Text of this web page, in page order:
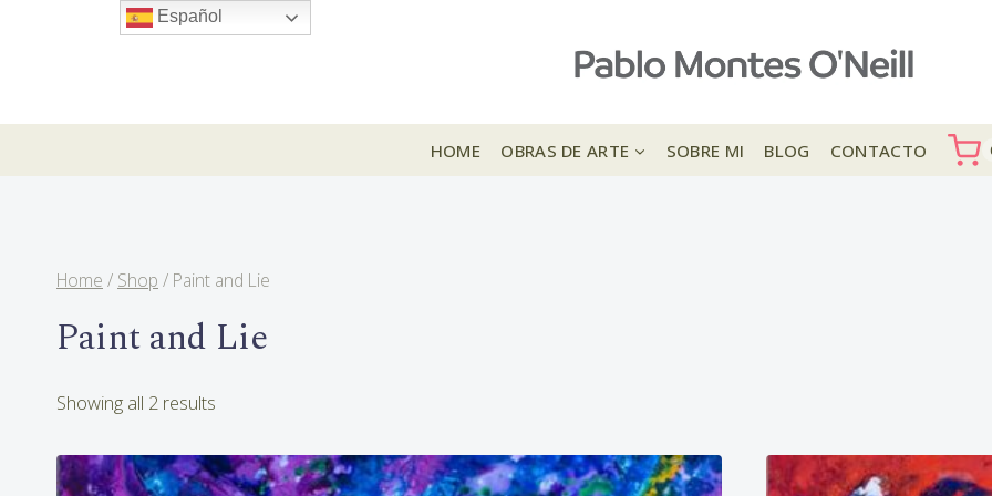
HOME OBRAS DE ARTE SOBRE MI BLOG CONTACTO
Home / Shop / Paint and Lie
Paint and Lie
Showing all 2 results
latest
Español